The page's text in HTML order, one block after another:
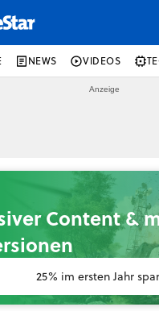
NEWS VIDEOS
Content &
25% im ersten Jahr